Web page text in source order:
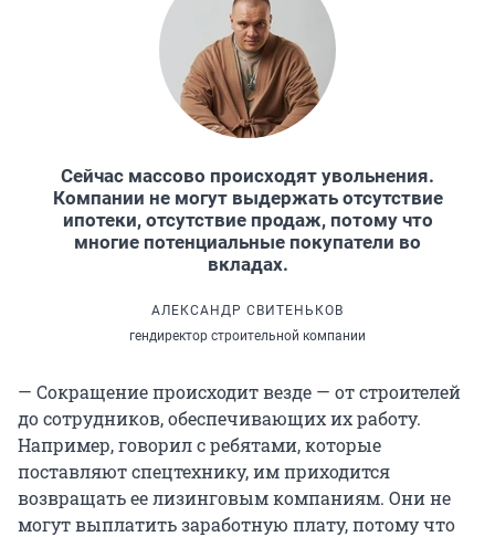
Сейчас массово происходят увольнения.
Компании не могут выдержать отсутствие
ипотеки, отсутствие продаж, потому что
многие потенциальные покупатели во
вкладах.
АЛЕКСАНДР СВИТЕНЬКОВ
гендиректор строительной компании
— Сокращение происходит везде — от строителей
до сотрудников, обеспечивающих их работу.
Например, говорил с ребятами, которые
поставляют спецтехнику, им приходится
возвращать ее лизинговым компаниям. Они не
могут выплатить заработную плату, потому что